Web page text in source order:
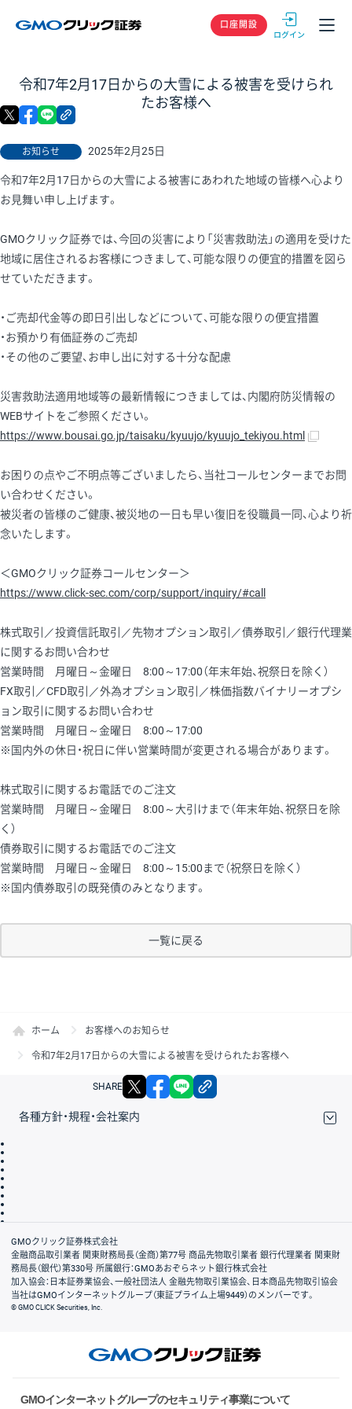
GMOクリック
口座開設
令和7年2月17日からの大雪による被害を受けられ
たお客様へ
お知らせ 2025年2月25日
X facebook
令和7年2月17日からの大雪による被害にあわれた地域の皆様へ心より
お見舞い申し上げます。
GMOクリック証券では、今回の災害により「災害救助法」の適用を受けた
地域に居住されるお客様につきまして、可能な限りの便宜的措置を図ら
せていただきます。
・ご売却代金等の即日引出しなどについて、可能な限りの便宜措置
・お預かり有価証券のご売却
・その他のご要望、お申し出に対する十分な配慮
災害救助法適用地域等の最新情報につきましては、内閣府防災情報の
WEBサイトをご参照ください。
https://www.bousai.go.jp/taisaku/kyuujo/kyuujo_tekiyou.html
お困りの点やご不明点等ございましたら、当社コールセンターまでお問
い合わせください。
被災者の皆様のご健康、被災地の一日も早い復旧を役職員一同、心より祈
念いたします。
＜GMOクリック証券コールセンター＞
https://www.click-sec.com/corp/support/inquiry/#call
株式取引／投資信託取引／先物オプション取引／債券取引／銀行代理業
に関するお問い合わせ
営業時間 月曜日～金曜日 8:00～17:00（年末年始、祝祭日を除く）
FX取引／CFD取引／外為オプション取引／株価指数バイナリーオプシ
ョン取引に関するお問い合わせ
営業時間 月曜日～金曜日 8:00～17:00
※国内外の休日・祝日に伴い営業時間が変更される場合があります。
株式取引に関するお電話でのご注文
営業時間 月曜日～金曜日 8:00～大引けまで（年末年始、祝祭日を除
く）
債券取引に関するお電話でのご注文
営業時間 月曜日～金曜日 8:00～15:00まで（祝祭日を除く）
※国内債券取引の既発債のみとなります。
一覧に戻る
ホーム お客様へのお知らせ
令和7年2月17日からの大雪による被害を受けられたお客様へ
SHARE X facebook
各種方針・規程・会社案内
会社案内
GMOクリック証券株式会社
金融商品取引業者 関東財務局長（金商）第77号 商品先物取引業者 銀行代理業者 関東財
務局長（銀代）第330号 所属銀行：GMOあおぞらネット銀行株式会社
加入協会：日本証券業協会、一般社団法人 金融先物取引業協会、日本商品先物取引協会
当社はGMOインターネットグループ（東証プライム上場9449）のメンバーです。
© GMO CLICK Securities, Inc.
GMOインターネットグループのセキュリティ事業について